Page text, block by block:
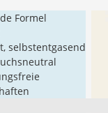
Formel
selbstentgasend